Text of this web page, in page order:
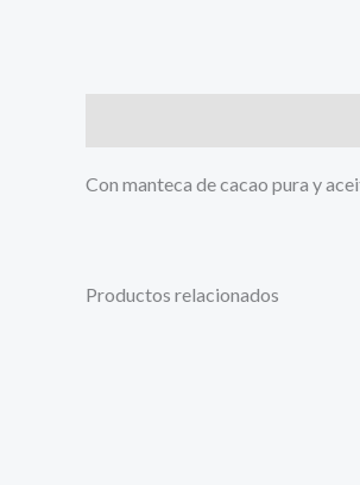
Con manteca de cacao pura y
Productos relacionados